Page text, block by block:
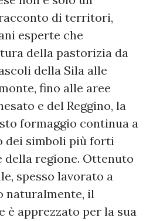
di territori,
esperte che
della pastorizia da
della Sila alle
fino alle aree
e del Reggino, la
formaggio continua a
dei simboli più forti
della regione. Ottenuto
spesso lavorato a
naturalmente, il
è apprezzato per la sua